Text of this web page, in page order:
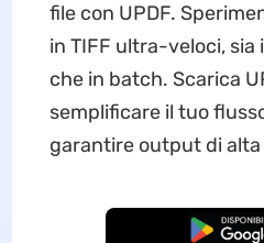
file con UPDF.
in TIFF ultra-veloci, sia
che in batch. Scarica
semplificare il tuo
garantire output di
Download